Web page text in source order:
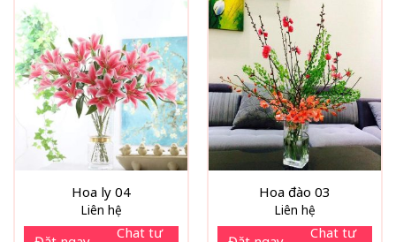
Hoa ly 04
Liên hệ
Chat tư
Hoa đào 03
Liên hệ
Chat tư